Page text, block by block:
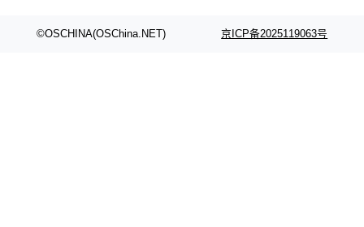
©OSCHINA(OSChina.NET) 京ICP备2025119063号